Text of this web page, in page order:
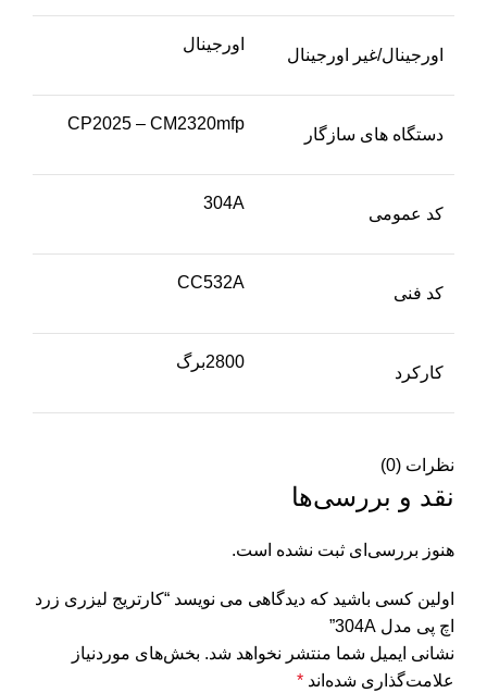
اورجینال/غیر اورجینال
اورجینال
دستگاه های سازگار
CP2025 – CM2320mfp
کد عمومی
304A
کد فنی
CC532A
کارکرد
2800برگ
نظرات (0)
نقد و بررسی‌ها
هنوز بررسی‌ای ثبت نشده است.
اولین کسی باشید که دیدگاهی می نویسد “کارتریج لیزری زرد
اچ پی مدل 304A”
نشانی ایمیل شما منتشر نخواهد شد. بخش‌های موردنیاز
علامت‌گذاری شده‌اند *